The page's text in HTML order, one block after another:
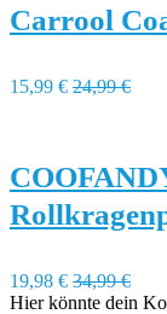
Carrool
15,99 € 24,99 €
19,98 € 34,99 €
Hier könnte dein